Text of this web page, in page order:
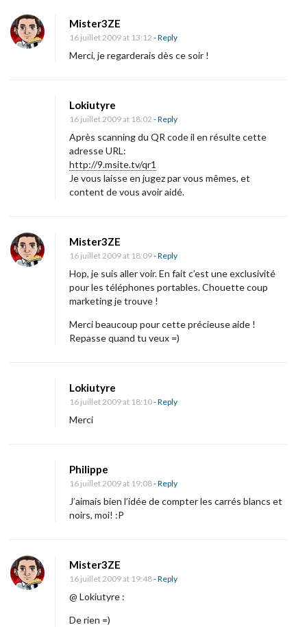
Mister3ZE
16 juillet 2009 at 13:12 - Reply
Merci, je regarderais dès ce soir !
Lokiutyre
16 juillet 2009 at 18:02 - Reply
Après scanning du QR code il en résulte cette
adresse URL:
http://9.msite.tv/qr1
Je vous laisse en jugez par vous mêmes, et
content de vous avoir aidé.
Mister3ZE
16 juillet 2009 at 18:09- Reply
Hop, je suis aller voir. En fait c’est une exclusivité
pour les téléphones portables. Chouette coup
marketing je trouve !
Merci beaucoup pour cette précieuse aide !
Repasse quand tu veux =)
Lokiutyre
16 juillet 2009 at 18:10- Reply
Merci
Philippe
16 juillet 2009 at 19:08- Reply
J’aimais bien l’idée de compter les carrés blancs et
noirs, moi! :P
Mister3ZE
16 juillet 2009 at 19:48- Reply
@ Lokiutyre :
De rien =)